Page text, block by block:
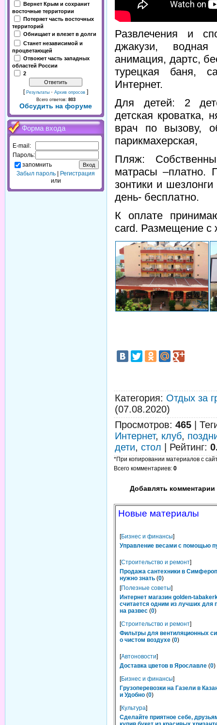
Вернет Крым и сохранит
восточные территории
Потеряет часть восточных
территорий
Обнищает и влезет в долги
Станет независимой и
процветающей
Отвоюет часть западных
областей России
2
[ Результаты · Архив опросов ]
Всего ответов: 803
Обсудить на форуме
Форма входа
E-mail:
Пароль:
запомнить
Забыл пароль
Регистрация
или
Развлечения и
джакузи, водная
анимация, дартс,
турецкая баня,
Интернет.
Для детей: 2
детская кроватка,
врач по вызову,
парикмахерская,
Пляж:
матрасы –платно.
зонтики и
день- бесплатно.
К оплате
card. Размещение с
Категория: Отдых за
(07.08.2020)
Просмотров: 465
Интернет, клуб,
дети, стол Рейтинг:
*При копировании материалов с
Всего комментариев: 0
Добавлять комментарии
Новые материалы
[Бизнес и финансы]
Управление весами с помощью
[Строительство и ремонт]
Продажа сантехники в
нужно знать (0)
[Полезные советы]
Интернет магазин golden-
считается одним из лучших для
на развес (0)
[Строительство и ремонт]
Фильтры для вентиляционных
о чистом воздухе (0)
[Автоновости]
Доставка цветов в Ярославле (0)
[Бизнес и финансы]
Грузоперевозки на Газели в
и Удобно (0)
[Культура]
Сделайте приятное себе,